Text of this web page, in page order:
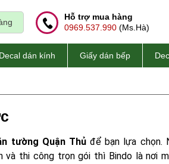
Hỗ trợ mua hàng
0969.537.990 (Ms.Hà)
Decal dán kính Giấy dán bếp
tường Quận Thủđể bạn lựa chọn.
thi công trọn gói thì Bindo là nơi